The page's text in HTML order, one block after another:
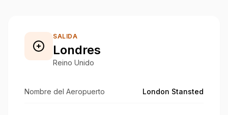
SALIDA
Londres
Reino Unido
Nombre del Aeropuerto London Stansted